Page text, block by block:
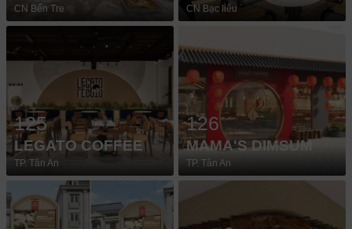
CN Bến Tre CN Bạc liêu
125
LEGATO COFFEE
TP. Tân An
126
MAMA'S DIMSUM
TP. Tân An